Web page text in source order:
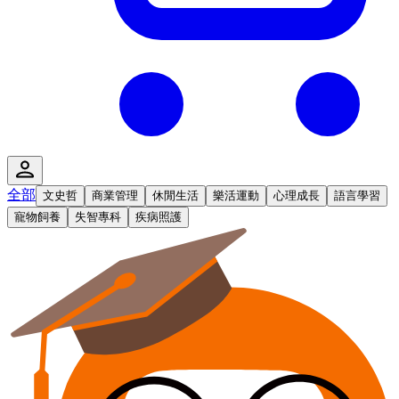
全部 文史哲 商業管理 休閒生活 樂活運動 心理成長
語言學習
寵物飼養
失智專科 疾病照護